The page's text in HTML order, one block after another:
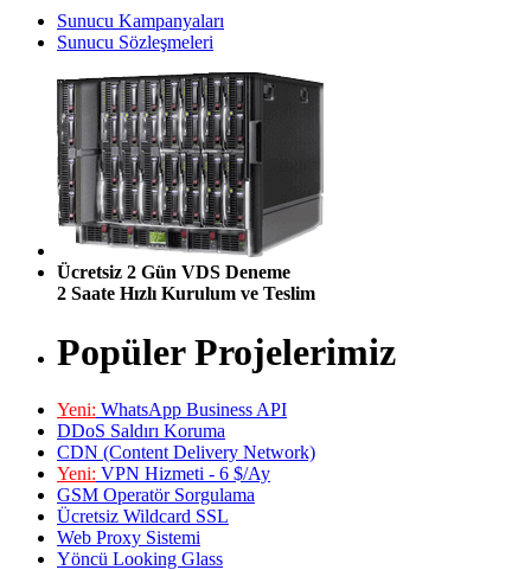
Sunucu Kampanyaları
Sunucu Sözleşmeleri
Ücretsiz 2 Gün VDS Deneme
2 Saate Hızlı Kurulum ve Teslim
Popüler Projelerimiz
Yeni: WhatsApp Business API
DDoS Saldırı Koruma
CDN (Content Delivery Network)
Yeni: VPN Hizmeti - 6 $/Ay
GSM Operatör Sorgulama
Ücretsiz Wildcard SSL
Web Proxy Sistemi
Yöncü Looking Glass